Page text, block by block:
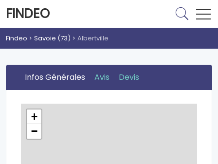
FINDEO
Findeo Savoie (73) Albertville
Infos Générales Avis Devis
+
−